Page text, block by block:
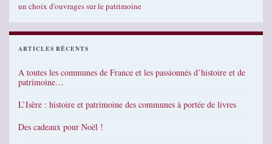
un choix d'ouvrages sur le patrimoine
ARTICLES RÉCENTS
A toutes les communes de France et les passionnés d’histoire et de
patrimoine…
L’Isère : histoire et patrimoine des communes à portée de livres
Des cadeaux pour Noël !